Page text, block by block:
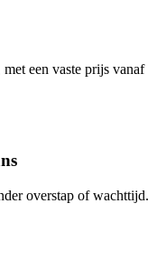
een vaste prijs vanaf
overstap of wachttijd.